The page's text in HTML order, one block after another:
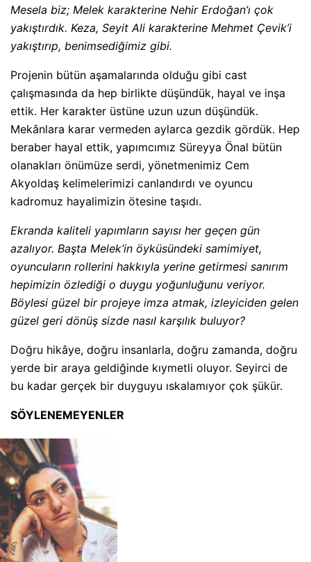
Mesela biz; Melek karakterine Nehir Erdoğan’ı çok
yakıştırdık. Keza, Seyit Ali karakterine Mehmet Çevik’i
yakıştırıp, benimsediğimiz gibi.
Projenin bütün aşamalarında olduğu gibi cast
çalışmasında da hep birlikte düşündük, hayal ve inşa
ettik. Her karakter üstüne uzun uzun düşündük.
Mekânlara karar vermeden aylarca gezdik gördük. Hep
beraber hayal ettik, yapımcımız Süreyya Önal bütün
olanakları önümüze serdi, yönetmenimiz Cem
Akyoldaş kelimelerimizi canlandırdı ve oyuncu
kadromuz hayalimizin ötesine taşıdı.
Ekranda kaliteli yapımların sayısı her geçen gün
azalıyor. Başta Melek’in öyküsündeki samimiyet,
oyuncuların rollerini hakkıyla yerine getirmesi sanırım
hepimizin özlediği o duygu yoğunluğunu veriyor.
Böylesi güzel bir projeye imza atmak, izleyiciden gelen
güzel geri dönüş sizde nasıl karşılık buluyor?
Doğru hikâye, doğru insanlarla, doğru zamanda, doğru
yerde bir araya geldiğinde kıymetli oluyor. Seyirci de
bu kadar gerçek bir duyguyu ıskalamıyor çok şükür.
SÖYLENEMEYENLER